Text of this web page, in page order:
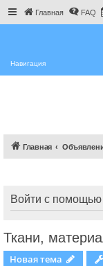
Главная FAQ
Навигация
Главная
Войти с помощью
Ткани,
Новая тема